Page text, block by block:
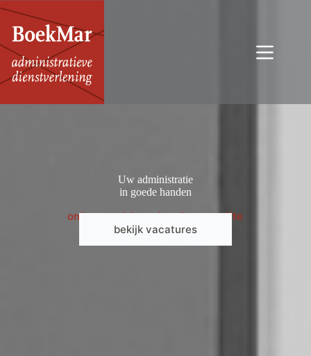
Ga
inhoud
Uw administratie
in goede handen
online administratieonline aangifte
bekijk vacatures